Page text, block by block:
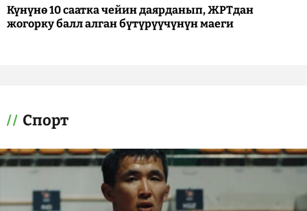
Күнүнө 10 саатка чейин даярданып, ЖРТдан
жогорку балл алган бүтүрүүчүнүн маеги
Спорт